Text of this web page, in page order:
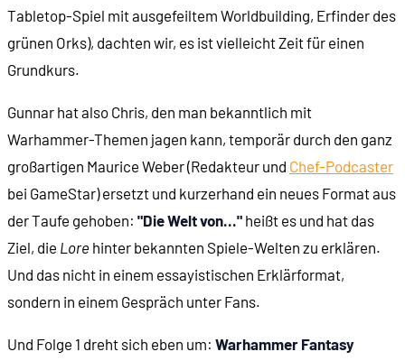
Tabletop-Spiel mit ausgefeiltem Worldbuilding, Erfinder des
grünen Orks), dachten wir, es ist vielleicht Zeit für einen
Grundkurs.
Gunnar hat also Chris, den man bekanntlich mit
Warhammer-Themen jagen kann, temporär durch den ganz
großartigen Maurice Weber (Redakteur und Chef-Podcaster
bei GameStar) ersetzt und kurzerhand ein neues Format aus
der Taufe gehoben: "Die Welt von..." heißt es und hat das
Ziel, die Lore hinter bekannten Spiele-Welten zu erklären.
Und das nicht in einem essayistischen Erklärformat,
sondern in einem Gespräch unter Fans.
Und Folge 1 dreht sich eben um: Warhammer Fantasy